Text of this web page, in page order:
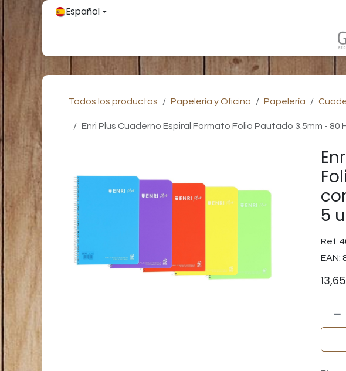
Ir al contenidoEspañol
Todos los productos Papelería y Oficina Papelería
Enri Plus Cuaderno Espiral Formato Folio Pautado 3.5mm -
5
Ref:
EAN:
13,65